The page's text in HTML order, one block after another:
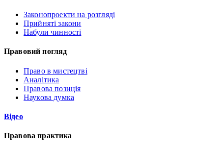
Законопроекти на розгляді
Прийняті закони
Набули чинності
Правовий погляд
Право в мистецтві
Аналітика
Правова позиція
Наукова думка
Відео
Правова практика